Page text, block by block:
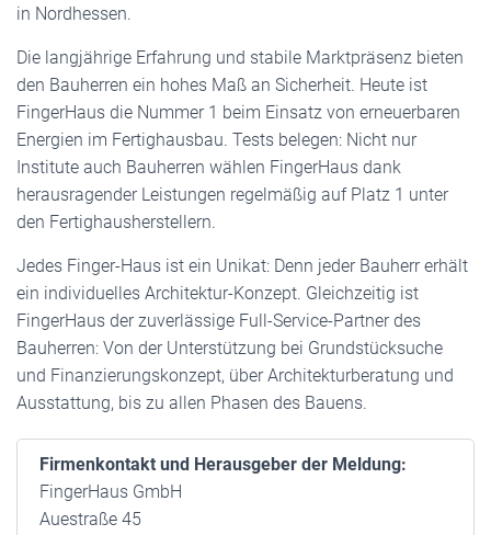
in Nordhessen.
Die langjährige Erfahrung und stabile Marktpräsenz bieten
den Bauherren ein hohes Maß an Sicherheit. Heute ist
FingerHaus die Nummer 1 beim Einsatz von erneuerbaren
Energien im Fertighausbau. Tests belegen: Nicht nur
Institute auch Bauherren wählen FingerHaus dank
herausragender Leistungen regelmäßig auf Platz 1 unter
den Fertighausherstellern.
Jedes Finger-Haus ist ein Unikat: Denn jeder Bauherr erhält
ein individuelles Architektur-Konzept. Gleichzeitig ist
FingerHaus der zuverlässige Full-Service-Partner des
Bauherren: Von der Unterstützung bei Grundstücksuche
und Finanzierungskonzept, über Architekturberatung und
Ausstattung, bis zu allen Phasen des Bauens.
Firmenkontakt und Herausgeber der Meldung:
FingerHaus GmbH
Auestraße 45